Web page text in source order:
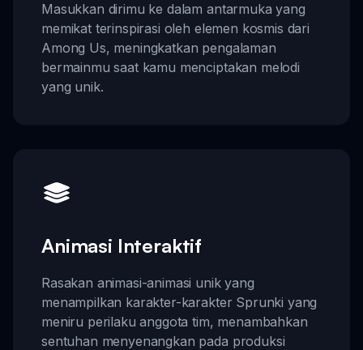
Masukkan dirimu ke dalam antarmuka yang
memikat terinspirasi oleh elemen kosmis dari
Among Us, meningkatkan pengalaman
bermainmu saat kamu menciptakan melodi
yang unik.
Animasi Interaktif
Rasakan animasi-animasi unik yang
menampilkan karakter-karakter Sprunki yang
meniru perilaku anggota tim, menambahkan
sentuhan menyenangkan pada produksi